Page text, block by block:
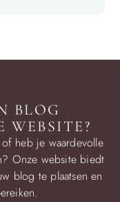
BLOG
WEBSITE?
heb je waardevolle
Onze website biedt
blog te plaatsen en